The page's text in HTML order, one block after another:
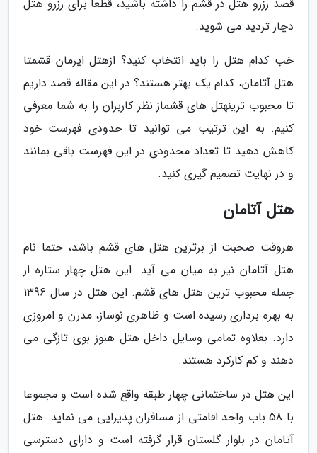
قصد رزرو هتل در قشم را داشته باشید، قطعا برای رزرو هتل
دچار تردید می شوید.
خب کدام هتل را باید انتخاب کنید؟ ازهتل ایرمان قشمتا
هتل آتامان، کدام یک بهتر هستند؟ در این مقاله قصد داریم
تا محبوب ترینهتل های قشماز نظر کاربران را به شما معرفی
کنیم. به این ترتیب می توانید تا حدودی فهرست خود
کاهش دهید تا تعداد محدودی در این فهرست باقی بمانند
و در نهایت تصمیم گیری کنید.
هتل آتامان
هروقت صحبت از برترین هتل های قشم باشد، حتما نام
هتل آتامان نیز به میان می آید. این هتل چهار ستاره از
جمله محبوب ترین هتل های قشم. این هتل در سال 1396
به بهره برداری رسیده است و ظاهری نوساز، مدرن و امروزی
دارد. بعلاوه تمامی وسایل داخل هتل هنوز بوی تازگی می
دهند و کم کارکرد هستند.
این هتل در ساختمانی چهار طبقه واقع شده است و مجموعا
با 58 باب واحد اقامتی از مسافران پذیرایی می نماید. هتل
آتامان در بلوار گلستان قرار گرفته است و دارای دسترسی